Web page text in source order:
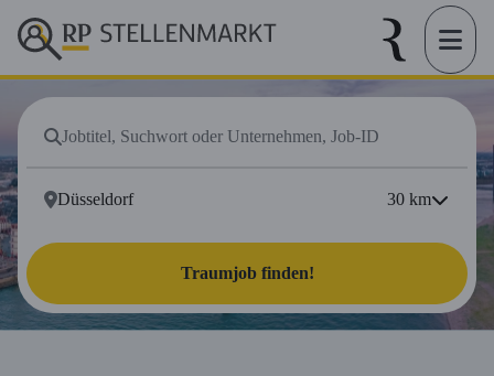
30 km
Traumjob finden!